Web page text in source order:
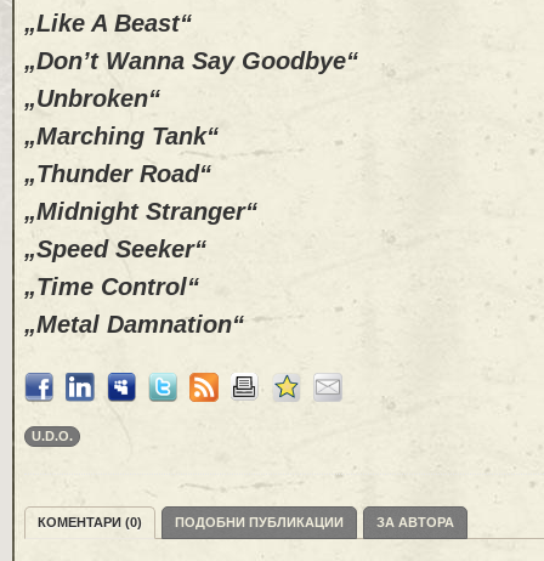
„Like A Beast“
„Don’t Wanna Say Goodbye“
„Unbroken“
„Marching Tank“
„Thunder Road“
„Midnight Stranger“
„Speed Seeker“
„Time Control“
„Metal Damnation“
U.D.O.
КОМЕНТАРИ (0) ПОДОБНИ ПУБЛИКАЦИИ ЗА АВТОРА